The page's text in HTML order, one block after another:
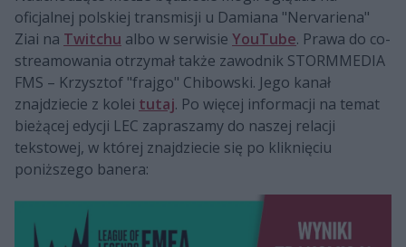
oficjalnej polskiej transmisji u Damiana "Nervariena"
Ziai na Twitchu albo w serwisie YouTube. Prawa do co-
streamowania otrzymał także zawodnik STORMMEDIA
FMS – Krzysztof "frajgo" Chibowski. Jego kanał
znajdziecie z kolei tutaj. Po więcej informacji na temat
bieżącej edycji LEC zapraszamy do naszej relacji
tekstowej, w której znajdziecie się po kliknięciu
poniższego banera: